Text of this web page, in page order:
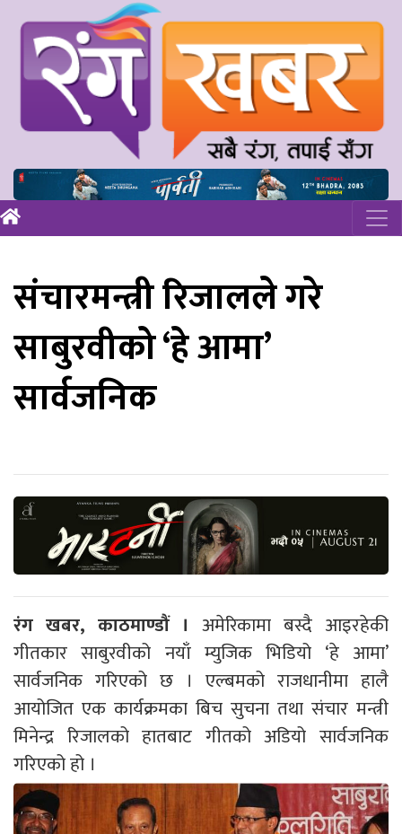
संचारमन्त्री रिजालले गरे
साबुरवीको ‘हे आमा’
सार्वजनिक
रंग खबर, काठमाण्डौं । अमेरिकामा बस्दै आइरहेकी
गीतकार साबुरवीको नयाँ म्युजिक भिडियो ‘हे आमा’
सार्वजनिक गरिएको छ । एल्बमको राजधानीमा हालै
आयोजित एक कार्यक्रमका बिच सुचना तथा संचार मन्त्री
मिनेन्द्र रिजालको हातबाट गीतको अडियो सार्वजनिक
गरिएको हो ।